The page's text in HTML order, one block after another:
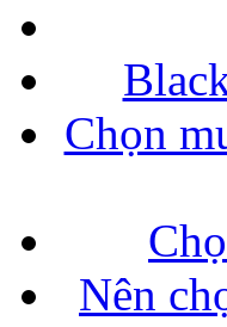
Chọn
Nên